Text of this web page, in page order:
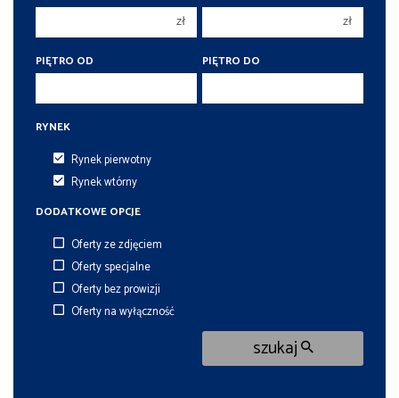
zł zł
PIĘTRO OD PIĘTRO DO
RYNEK
Rynek pierwotny
Rynek wtórny
DODATKOWE OPCJE
Oferty ze zdjęciem
Oferty specjalne
Oferty bez prowizji
Oferty na wyłączność
szukaj